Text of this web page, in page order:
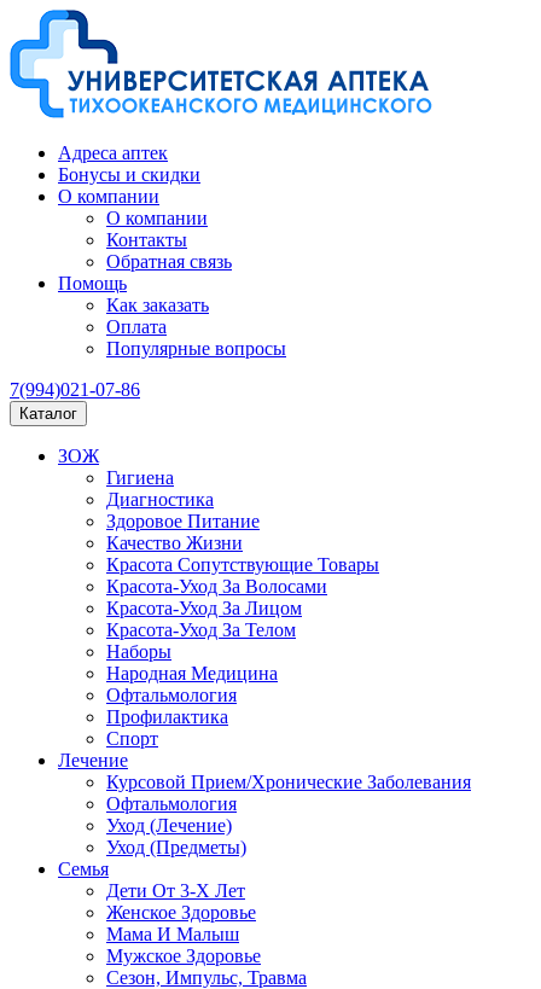
Адреса аптек
Бонусы и скидки
О компании
О компании
Контакты
Обратная связь
Помощь
Как заказать
Оплата
Популярные вопросы
7(994)021-07-86
Каталог
ЗОЖ
Гигиена
Диагностика
Здоровое Питание
Качество Жизни
Красота Сопутствующие Товары
Красота-Уход За Волосами
Красота-Уход За Лицом
Красота-Уход За Телом
Наборы
Народная Медицина
Офтальмология
Профилактика
Спорт
Лечение
Курсовой Прием/Хронические Заболевания
Офтальмология
Уход (Лечение)
Уход (Предметы)
Семья
Дети От 3-Х Лет
Женское Здоровье
Мама И Малыш
Мужское Здоровье
Сезон, Импульс, Травма